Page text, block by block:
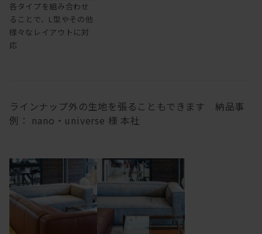
各タイプを組み合わせ
ることで、L型やその他
様々なレイアウトに対
応
ラインナップ外の生地を張ることもできます 納品事
例： nano・universe 様 本社